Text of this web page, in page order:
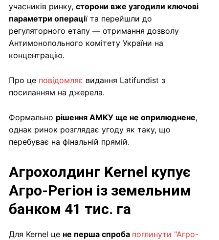
учасників ринку, сторони вже узгодили ключові
параметри операції та перейшли до
регуляторного етапу — отримання дозволу
Антимонопольного комітету України на
концентрацію.
Про це повідомляє видання Latifundist з
посиланням на джерела.
Формально рішення АМКУ ще не оприлюднене,
однак ринок розглядає угоду як таку, що
перебуває на фінальній прямій.
Агрохолдинг Kernel купує
Агро-Регіон із земельним
банком 41 тис. га
Для Kernel це не перша спроба поглинути "Агро-